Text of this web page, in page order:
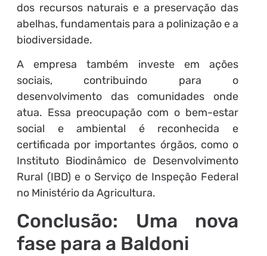
dos recursos naturais e a preservação das
abelhas, fundamentais para a polinização e a
biodiversidade.
A empresa também investe em ações
sociais, contribuindo para o
desenvolvimento das comunidades onde
atua. Essa preocupação com o bem-estar
social e ambiental é reconhecida e
certificada por importantes órgãos, como o
Instituto Biodinâmico de Desenvolvimento
Rural (IBD) e o Serviço de Inspeção Federal
no Ministério da Agricultura.
Conclusão: Uma nova
fase para a Baldoni